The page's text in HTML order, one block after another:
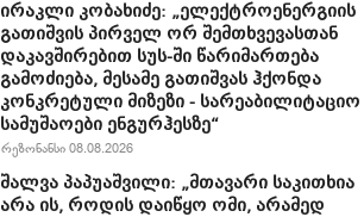
ირაკლი კობახიძე: „ელექტროენერგიის
გათიშვის პირველ ორ შემთხვევასთან
დაკავშირებით სუს-ში წარიმართება
გამოძიება, მესამე გათიშვას ჰქონდა
კონკრეტული მიზეზი - სარეაბილიტაციო
სამუშაოები ენგურჰესზე“
რეზონანსი 08.08.2026
შალვა პაპუაშვილი: „მთავარი საკითხია
არა ის, როდის დაიწყო ომი, არამედ